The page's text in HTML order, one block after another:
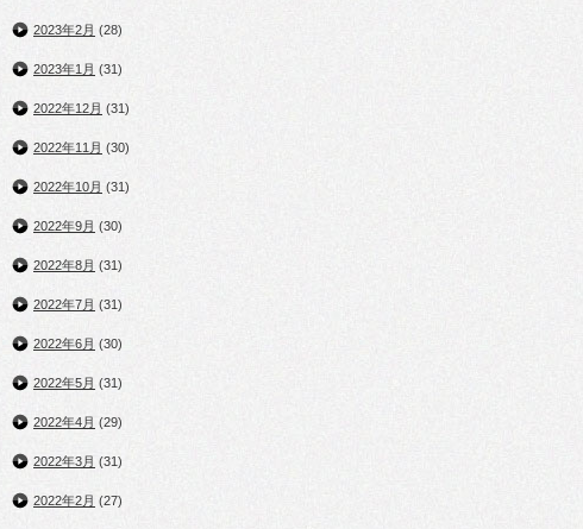
2023年2月 (28)
2023年1月 (31)
2022年12月 (31)
2022年11月 (30)
2022年10月 (31)
2022年9月 (30)
2022年8月 (31)
2022年7月 (31)
2022年6月 (30)
2022年5月 (31)
2022年4月 (29)
2022年3月 (31)
2022年2月 (27)